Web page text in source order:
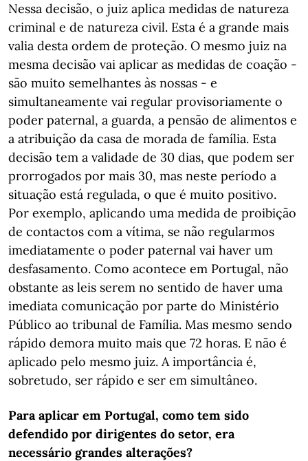
Nessa decisão, o juiz aplica medidas de natureza
criminal e de natureza civil. Esta é a grande mais
valia desta ordem de proteção. O mesmo juiz na
mesma decisão vai aplicar as medidas de coação -
são muito semelhantes às nossas - e
simultaneamente vai regular provisoriamente o
poder paternal, a guarda, a pensão de alimentos e
a atribuição da casa de morada de família. Esta
decisão tem a validade de 30 dias, que podem ser
prorrogados por mais 30, mas neste período a
situação está regulada, o que é muito positivo.
Por exemplo, aplicando uma medida de proibição
de contactos com a vítima, se não regularmos
imediatamente o poder paternal vai haver um
desfasamento. Como acontece em Portugal, não
obstante as leis serem no sentido de haver uma
imediata comunicação por parte do Ministério
Público ao tribunal de Família. Mas mesmo sendo
rápido demora muito mais que 72 horas. E não é
aplicado pelo mesmo juiz. A importância é,
sobretudo, ser rápido e ser em simultâneo.
Para aplicar em Portugal, como tem sido
defendido por dirigentes do setor, era
necessário grandes alterações?